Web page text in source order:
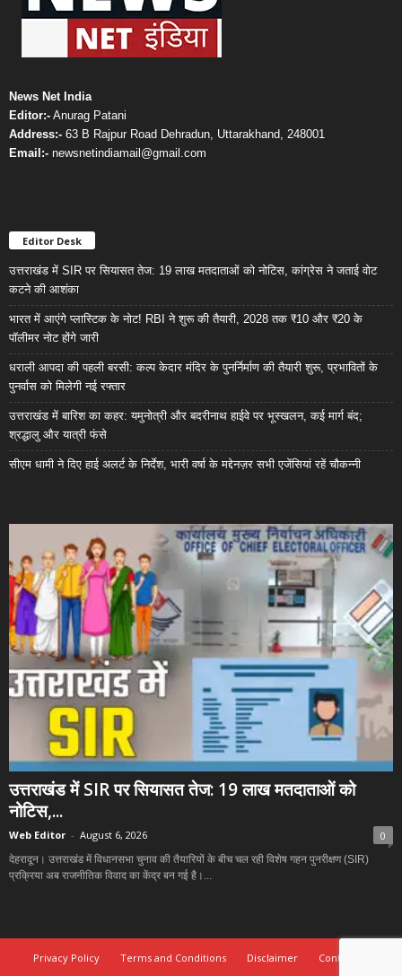
News Net India
Editor:- Anurag Patani
Address:- 63 B Rajpur Road Dehradun, Uttarakhand, 248001
Email:- newsnetindiamail@gmail.com
Editor Desk
उत्तराखंड में SIR पर सियासत तेज: 19 लाख मतदाताओं को नोटिस, कांग्रेस ने जताई वोट
कटने की आशंका
भारत में आएंगे प्लास्टिक के नोट! RBI ने शुरू की तैयारी, 2028 तक ₹10 और ₹20 के
पॉलीमर नोट होंगे जारी
धराली आपदा की पहली बरसी: कल्प केदार मंदिर के पुनर्निर्माण की तैयारी शुरू, प्रभावितों के
पुनर्वास को मिलेगी नई रफ्तार
उत्तराखंड में बारिश का कहर: यमुनोत्री और बदरीनाथ हाईवे पर भूस्खलन, कई मार्ग बंद;
श्रद्धालु और यात्री फंसे
सीएम धामी ने दिए हाई अलर्ट के निर्देश, भारी वर्षा के मद्देनज़र सभी एजेंसियां रहें चौकन्नी
उत्तराखंड में SIR पर सियासत तेज: 19 लाख मतदाताओं को
नोटिस,...
Web Editor - August 6, 2026 0
देहरादून। उत्तराखंड में विधानसभा चुनाव की तैयारियों के बीच चल रही विशेष गहन पुनरीक्षण (SIR)
प्रक्रिया अब राजनीतिक विवाद का केंद्र बन गई है।...
Privacy Policy Terms and Conditions Disclaimer Contact Us